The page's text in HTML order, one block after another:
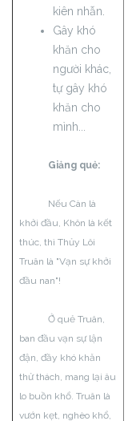
kiên nhẫn.
Gây khó
khăn cho
người khác,
tự gây khó
khăn cho
mình...
Giảng quẻ:
Nếu Càn là
khởi đầu, Khôn là kết
thúc, thì Thủy Lôi
Truân là "Vạn sự khởi
đầu nan"!
Ở quẻ Truân,
ban đầu vạn sự lận
đận, đầy khó khăn
thử thách, mang lại âu
lo buồn khổ. Truân là
vướn kẹt, nghèo khổ,